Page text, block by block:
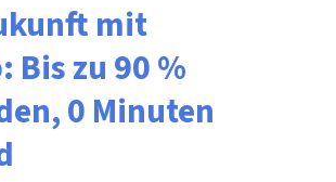
mit
Bis zu 90 %
0 Minuten